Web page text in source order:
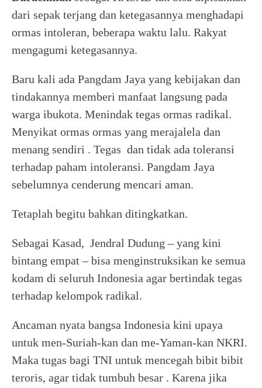
dari sepak terjang dan ketegasannya menghadapi
ormas intoleran, beberapa waktu lalu. Rakyat
mengagumi ketegasannya.
Baru kali ada Pangdam Jaya yang kebijakan dan
tindakannya memberi manfaat langsung pada
warga ibukota. Menindak tegas ormas radikal.
Menyikat ormas ormas yang merajalela dan
menang sendiri . Tegas dan tidak ada toleransi
terhadap paham intoleransi. Pangdam Jaya
sebelumnya cenderung mencari aman.
Tetaplah begitu bahkan ditingkatkan.
Sebagai Kasad, Jendral Dudung – yang kini
bintang empat – bisa menginstruksikan ke semua
kodam di seluruh Indonesia agar bertindak tegas
terhadap kelompok radikal.
Ancaman nyata bangsa Indonesia kini upaya
untuk men-Suriah-kan dan me-Yaman-kan NKRI.
Maka tugas bagi TNI untuk mencegah bibit bibit
teroris, agar tidak tumbuh besar . Karena jika